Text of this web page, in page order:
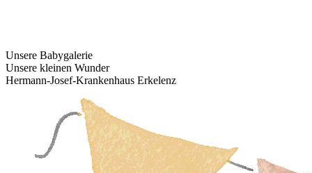
Unsere Babygalerie
Unsere kleinen Wunder
Hermann-Josef-Krankenhaus Erkelenz